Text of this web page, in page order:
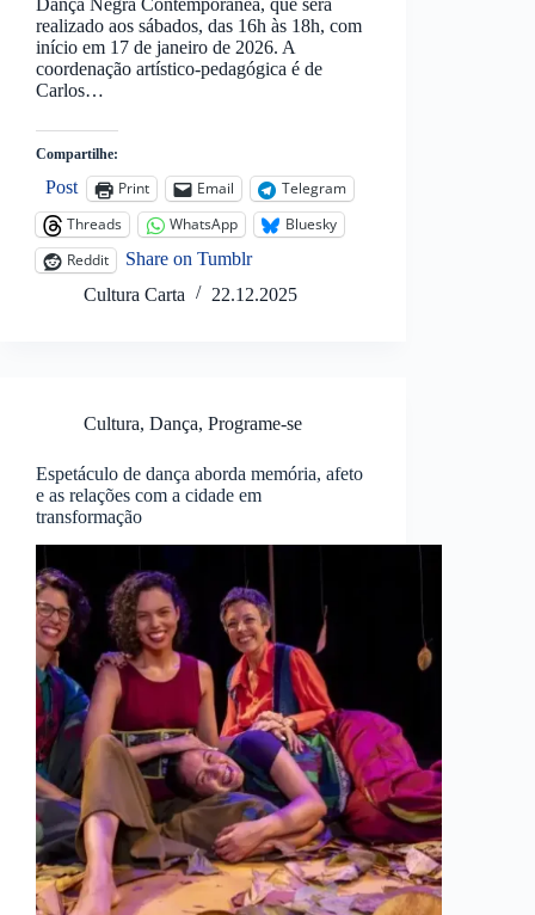
realizado aos sábados, das 16h às 18h, com
início em 17 de janeiro de 2026. A
coordenação artístico-pedagógica é de
Carlos…
Compartilhe:
Post Print Email
Telegram
Threads
WhatsApp
Bluesky
Reddit
Share on Tumblr
Cultura Carta
22.12.2025
Cultura, Dança, Programe-se
Espetáculo de dança aborda memória, afeto
e as relações com a cidade em
transformação